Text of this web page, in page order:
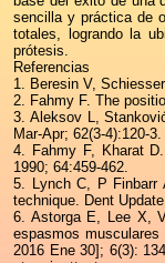
sencilla y práctica de
totales, logrando la
prótesis.
Referencias
1. Beresin V,
2. Fahmy F. The
3. Aleksov L,
Mar-Apr; 62(3-4):120-3.
4. Fahmy F, Kharat
1990; 64:459-462.
5. Lynch C, P Finbarr
technique. Dent
6. Astorga E, Lee X,
espasmos
2016 Ene 30]; 6(3):